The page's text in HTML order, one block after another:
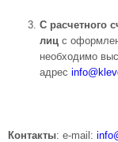
С расчетного
лиц с
необходимо
адрес info@
Контакты: e-mail: